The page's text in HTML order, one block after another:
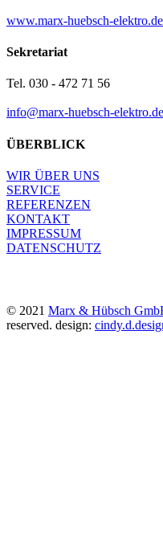
www.marx-huebsch-elektro.de
Sekretariat
Tel. 030 - 472 71 56
info@marx-huebsch-elektro.de
ÜBERBLICK
WIR ÜBER UNS
SERVICE
REFERENZEN
KONTAKT
IMPRESSUM
DATENSCHUTZ
© 2021 Marx & Hübsch
reserved. design: